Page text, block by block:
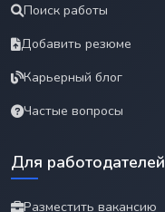
Поиск работы
Добавить резюме
Карьерный блог
Частые вопросы
Для работодателей
Разместить вакансию